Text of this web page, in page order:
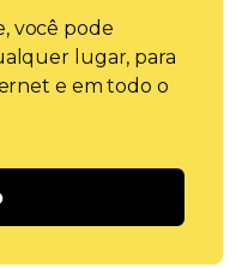
você pode
lugar, para
e em todo o